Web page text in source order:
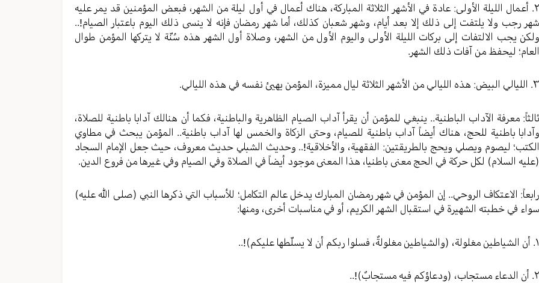
۲. أعمال الليلة الأولى: عادة في الأشهر الثلاثة المباركة، هناك أعمال في أول ليلة من الشهر، فبعض المؤمنين قد يمر عليه
شهر رجب ولا يلتفت إلى ذلك إلا بعد أيام، وشهر شعبان كذلك، أما شهر رمضان فإنه لا ينسى ذلك اليوم باعتبار الصيام!..
ولكن يجب الالتفات إلى بركات الليلة الأولى واليوم الأول من الشهر، وصلاة أول الشهر هذه سُنّة لا يتركها المؤمن طوال
العام؛ ليحفظ من آفات ذلك الشهر.
۳. الليالي البيض: هذه الليالي من الأشهر الثلاثة ليال مميزة، المؤمن يهيئ نفسه في هذه الليالي.
ثالثاً: معرفة الآداب الباطنية.. ينبغي للمؤمن أن يقرأ آداب الصيام الظاهرية والباطنية، فكما أن هنالك آدابا باطنية للصلاة،
وآدابا باطنية للحج، هناك أيضاً آداب باطنية للصيام، وحتى الزكاة والخمس لها آداب باطنية.. المؤمن يبحث في مطاوي
الكتب؛ ليصوم ويصلي ويحج بالطريقتين: الفقهية، والأخلاقية!.. وحديث الشبلي حديث معروف، حيث جعل الإمام السجاد
(عليه السلام) لكل حركة في الحج معنى باطنيا، هذا المعنى موجود أيضاً في الصلاة وفي الصيام وفي غيرها من فروع الدين.
رابعاً: الاعتكاف الروحي.. إن المؤمن في شهر رمضان المبارك يدخل عالم التكامل؛ للأسباب التي ذكرها النبي (صلی الله عليه)
سواء في خطبته الشهيرة في استقبال الشهر الكريم، أو في مناسبات أخرى، ومنها:
۱. أن الشياطين مغلولة، (والشياطين مغلولةٌ، فسلوا ربكم أن لا يسلّطها عليكم)!..
۲. أن الدعاء مستجاب، (ودعاؤكم فيه مستجابٌ)!..